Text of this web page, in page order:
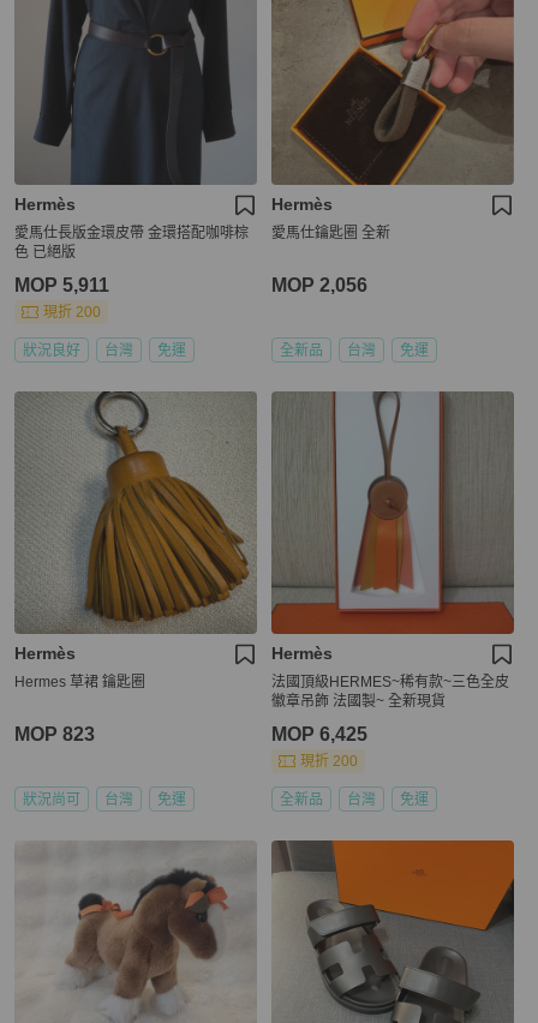
Hermès
愛馬仕長版金環皮帶 金環搭配咖啡棕
色 已絕版
MOP 5,911
現折 200
狀況良好 台灣 免運
Hermès
愛馬仕鑰匙圈 全新
MOP 2,056
全新品 台灣 免運
Hermès
Hermes 草裙 鑰匙圈
MOP 823
狀況尚可 台灣 免運
Hermès
法國頂級HERMES~稀有款~三色全皮
徽章吊飾 法國製~ 全新現貨
MOP 6,425
現折 200
全新品 台灣 免運